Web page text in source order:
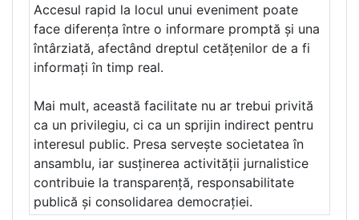
Accesul rapid la locul unui eveniment poate
face diferența între o informare promptă și una
întârziată, afectând dreptul cetățenilor de a fi
informați în timp real.
Mai mult, această facilitate nu ar trebui privită
ca un privilegiu, ci ca un sprijin indirect pentru
interesul public. Presa servește societatea în
ansamblu, iar susținerea activității jurnalistice
contribuie la transparență, responsabilitate
publică și consolidarea democrației.